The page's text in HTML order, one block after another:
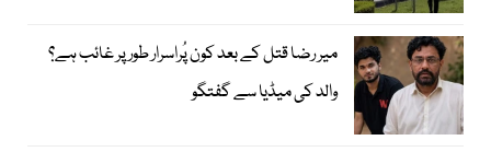
میر رضا قتل کے بعد کون پُراسرار طور پر غائب ہے؟
والد کی میڈیا سے گفتگو